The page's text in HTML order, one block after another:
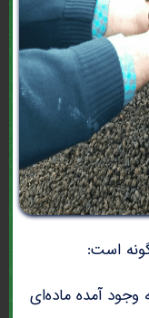
است:
وجود آمده ماده‌ای